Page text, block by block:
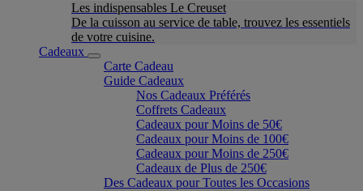
Les indispensables Le Creuset
De la cuisson au service de table, trouvez les essentiels
de votre cuisine.
Cadeaux
Carte Cadeau
Guide Cadeaux
Nos Cadeaux Préférés
Coffrets Cadeaux
Cadeaux pour Moins de 50€
Cadeaux pour Moins de 100€
Cadeaux pour Moins de 250€
Cadeaux de Plus de 250€
Des Cadeaux pour Toutes les Occasions